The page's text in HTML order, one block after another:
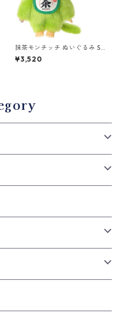
抹茶モンチッチ ぬいぐるみ S
サイズ 男の子 249947 セキグ
チ(Sekiguchi)
¥3,520